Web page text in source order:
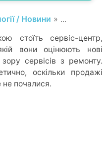
/ Новини » ...
стоїть сервіс-центр,
вони оцінюють нові
сервісів з ремонту.
оскільки продажі
почалися.